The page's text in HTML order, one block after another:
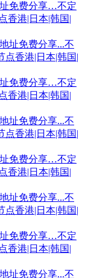
址免费分享…不定
香港|日本|韩国|
址免费分享…不定
香港|日本|韩国|
址免费分享…不定
香港|日本|韩国|
址免费分享…不定
香港|日本|韩国|